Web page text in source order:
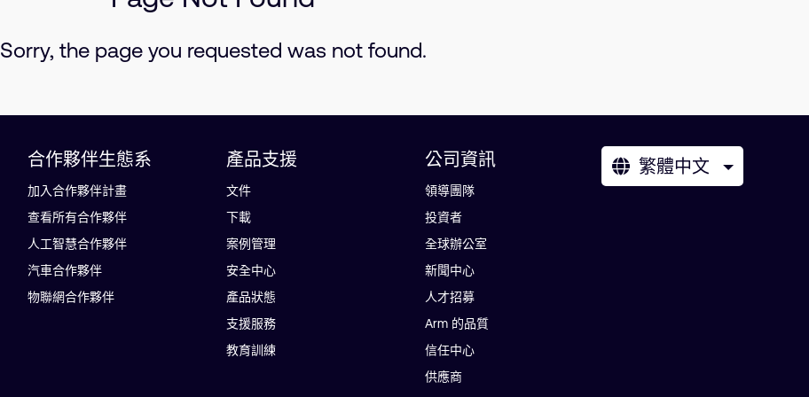
Sorry, the page you requested was not found.
合作夥伴生態系
加入合作夥伴計畫
查看所有合作夥伴
人工智慧合作夥伴
汽車合作夥伴
物聯網合作夥伴
產品支援
文件
下載
案例管理
安全中心
產品狀態
支援服務
教育訓練
公司資訊
領導團隊
投資者
全球辦公室
新聞中心
人才招募
Arm 的品質
信任中心
供應商
繁體中文